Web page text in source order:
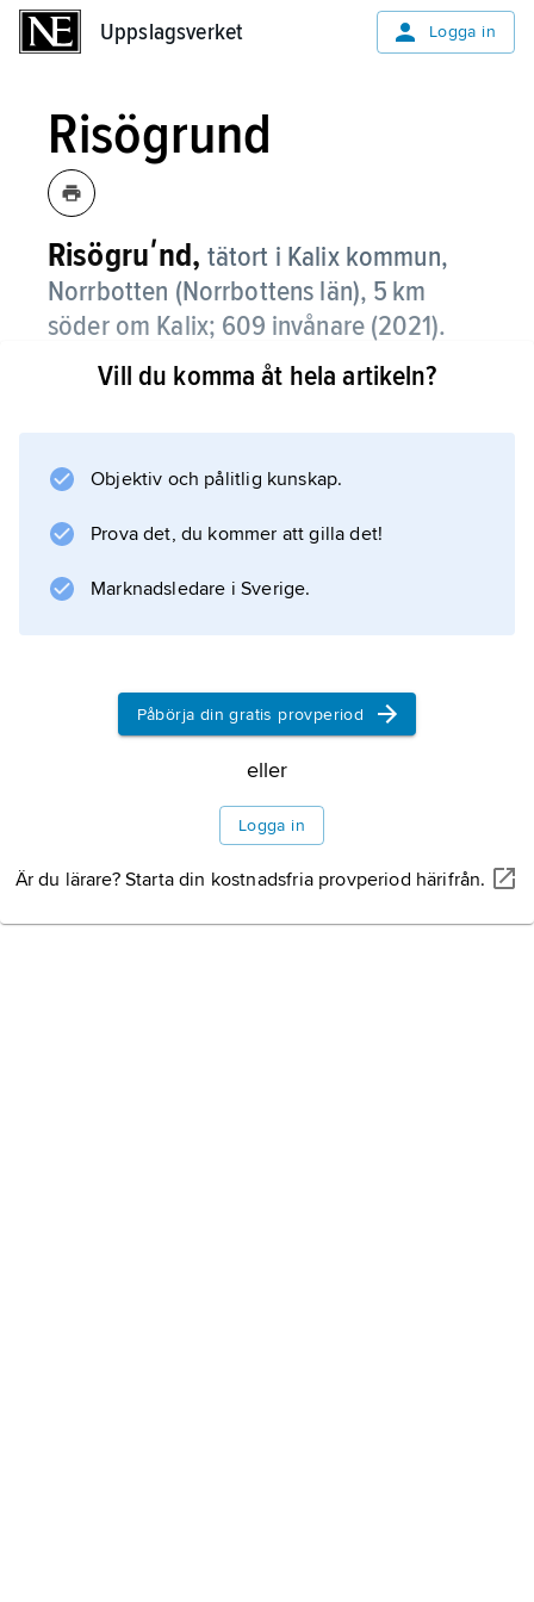
Uppslagsverket Logga in
Risögrund
Risögruʹnd, tätort i Kalix kommun,
Norrbotten (Norrbottens län), 5 km
söder om Kalix; 609 invånare (2021).
Risögrund, som ligger vid Kalixälvens utlopp i
Vill du komma åt hela artikeln?
Objektiv och pålitlig kunskap.
Prova det, du kommer att gilla det!
Marknadsledare i Sverige.
Påbörja din gratis provperiod
eller
Logga in
Är du lärare? Starta din kostnadsfria provperiod härifrån.